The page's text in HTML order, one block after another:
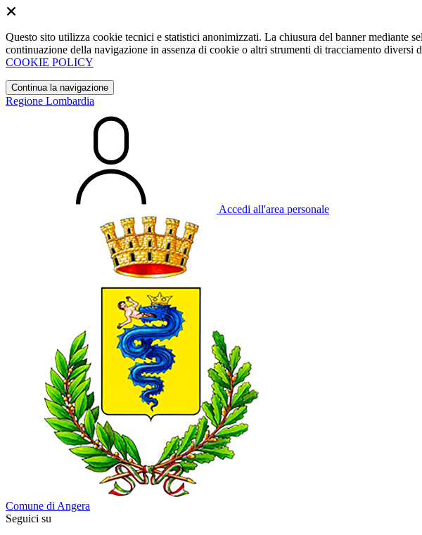
Questo sito utilizza cookie tecnici e statistici anonimizzati. La chiusura del banner mediante
continuazione della navigazione in assenza di cookie o altri strumenti di tracciamento diversi
COOKIE POLICY
Continua la navigazione
Regione Lombardia
Accedi all'area personale
Comune di Angera
Seguici su